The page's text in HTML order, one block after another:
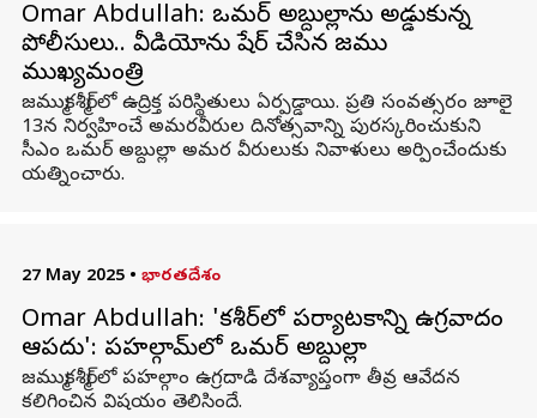
Omar Abdullah: ఒమర్ అబ్దుల్లాను అడ్డుకున్న
పోలీసులు.. వీడియోను షేర్ చేసిన జమ్ము
ముఖ్యమంత్రి
జమ్ముకశ్మీర్‌లో ఉద్రిక్త పరిస్థితులు ఏర్పడ్డాయి. ప్రతి సంవత్సరం జూలై
13న నిర్వహించే అమరవీరుల దినోత్సవాన్ని పురస్కరించుకుని
సీఎం ఒమర్‌ అబ్దుల్లా అమర వీరులుకు నివాళులు అర్పించేందుకు
యత్నించారు.
27 May 2025 • భారతదేశం
Omar Abdullah: 'కశ్మీర్‌లో పర్యాటకాన్ని ఉగ్రవాదం
ఆపదు': పహల్గామ్‌లో ఒమర్ అబ్దుల్లా
జమ్ముకశ్మీర్‌లో పహల్గాం ఉగ్రదాడి దేశవ్యాప్తంగా తీవ్ర ఆవేదన
కలిగించిన విషయం తెలిసిందే.